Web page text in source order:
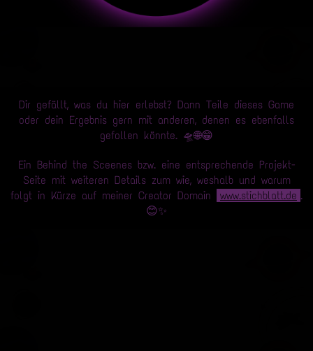
Dir gefällt, was du hier erlebst? Dann Teile dieses Game
oder dein Ergebnis gern mit anderen, denen es ebenfalls
gefollen könnte. 🛸🌐😁
Ein Behind the Sceenes bzw. eine entsprechende Projekt-
Seite mit weiteren Details zum wie, weshalb und warum
folgt in Kürze auf meiner Creator Domain
www.stichblatt.de .
😊✨